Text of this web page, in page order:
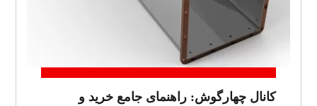
کانال چهارگوش: راهنمای جامع خرید و